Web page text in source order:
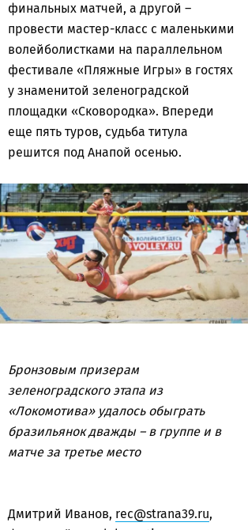
финальных матчей, а другой –
провести мастер-класс с маленькими
волейболистками на параллельном
фестивале «Пляжные Игры» в гостях
у знаменитой зеленоградской
площадки «Сковородка». Впереди
еще пять туров, судьба титула
решится под Анапой осенью.
Бронзовым призерам
зеленоградского этапа из
«Локомотива» удалось обыграть
бразильянок дважды – в группе и в
матче за третье место
Дмитрий Иванов, rec@strana39.ru,